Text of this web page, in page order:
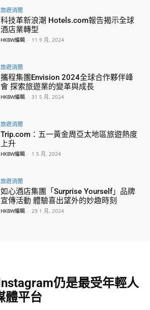
旅遊消閒
科技革新浪潮 Hotels.com報告揭示全球
酒店業轉型
HKBW編輯 - 11 9 月, 2024
旅遊消閒
攜程集團Envision 2024全球合作夥伴峰
會 探索旅遊業的變革與成長
HKBW編輯 - 31 5 月, 2024
旅遊消閒
Trip.com：五一黃金周亞太地區旅遊熱度
上升
HKBW編輯 - 1 5 月, 2024
旅遊消閒
如心酒店集團「Surprise Yourself」品牌
宣傳活動 體驗喜出望外的妙趣時刻
HKBW編輯 - 29 1 月, 2024